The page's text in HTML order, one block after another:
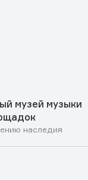
музей музыки
наследия